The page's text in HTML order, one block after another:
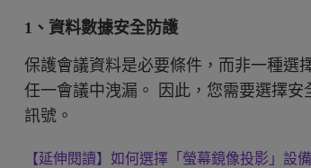
1、資料數據安全防護
保護會議資料是必要條件，而非一種選
任一會議中洩漏。 因此，您需要選擇
訊號。
【延伸閱讀】如何選擇「螢幕鏡像投影」設